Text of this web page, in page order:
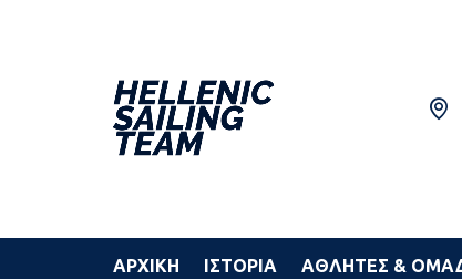
ΑΡΧΙΚΗ ΙΣΤΟΡΙΑ ΑΘΛΗΤΕΣ &